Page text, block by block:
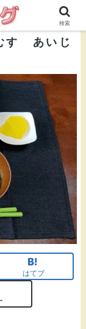
す あいじ
はてブ
検索